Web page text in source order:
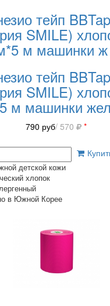
тейп
SMILE)
м машинки ж
тейп
SMILE)
м машинки
790 руб/ 570 *
детской кожи
хлопок
в Южной Корее